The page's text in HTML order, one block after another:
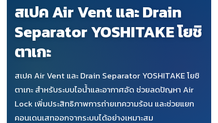
สเปค Air Vent และ Drain
Separator YOSHITAKE โยชิ
ตาเกะ
สเปค Air Vent และ Drain Separator YOSHITAKE โยชิ
ตาเกะ สำหรับระบบไอน้ำและอากาศอัด ช่วยลดปัญหา Air
Lock เพิ่มประสิทธิภาพการถ่ายเทความร้อน และช่วยแยก
คอนเดนเสทออกจากระบบได้อย่างเหมาะสม